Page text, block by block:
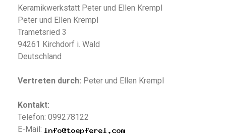
Keramikwerkstatt Peter und Ellen Krempl
Peter und Ellen Krempl
Trametsried 3
94261 Kirchdorf i. Wald
Deutschland
Vertreten durch: Peter und Ellen Krempl
Kontakt:
Telefon: 099278122
E-Mail: